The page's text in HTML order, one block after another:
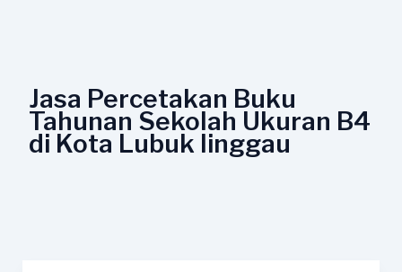
Jasa Percetakan Buku
Tahunan Sekolah Ukuran B4
di Kota Lubuk linggau